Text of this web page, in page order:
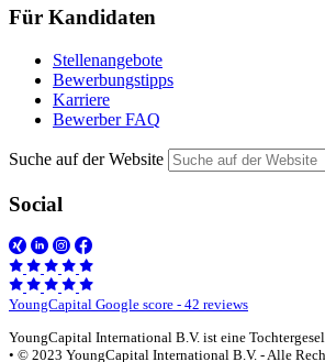
Für Kandidaten
Stellenangebote
Bewerbungstipps
Karriere
Bewerber FAQ
Suche auf der Website
Social
YoungCapital Google score - 42 reviews
YoungCapital International B.V. ist eine
• © 2023 YoungCapital International B.V. - Alle